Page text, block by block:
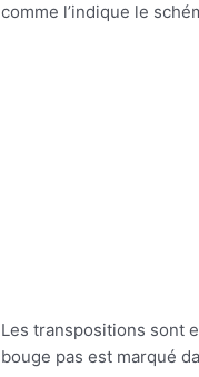
comme l’indique le
Les transpositions sont
bouge pas est marqué